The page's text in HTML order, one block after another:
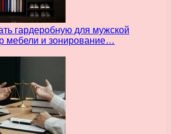
гардеробную для мужской
мебели и зонирование…